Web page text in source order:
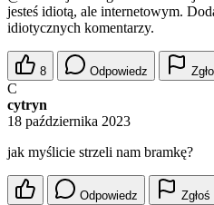
jesteś idiotą, ale internetowym.
idiotycznych komentarzy.
8 Odpowiedz
C
cytryn
18 października 2023
jak myślicie strzeli nam bramkę?
Odpowiedz Zgłoś